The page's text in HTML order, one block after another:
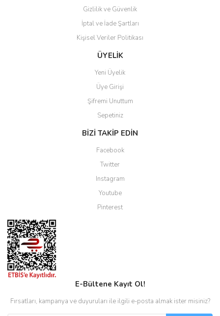
Gönder
Gizlilik ve Güvenlik
İptal ve İade Şartları
Kişisel Veriler Politikası
ÜYELİK
Yeni Üyelik
Üye Girişi
Şifremi Unuttum
Sepetiniz
BİZİ TAKİP EDİN
Facebook
Twitter
Instagram
Youtube
Pinterest
E-Bültene Kayıt Ol!
Fırsatları, kampanya ve duyuruları ile ilgili e-posta almak ister misiniz?